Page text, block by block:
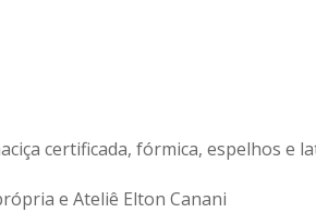
certificada, fórmica, espelhos e
e Ateliê Elton Canani